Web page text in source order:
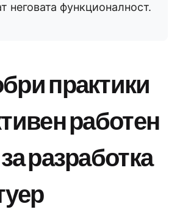
неговата функционалност.
практики
работен
разработка